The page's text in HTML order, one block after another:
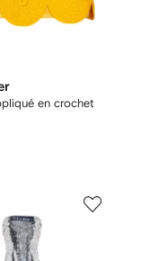
en crochet